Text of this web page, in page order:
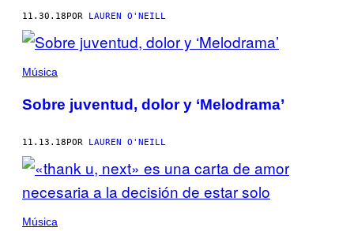
11.30.18POR LAUREN O'NEILL
Música
Sobre juventud, dolor y ‘Melodrama’
11.13.18POR LAUREN O'NEILL
Música